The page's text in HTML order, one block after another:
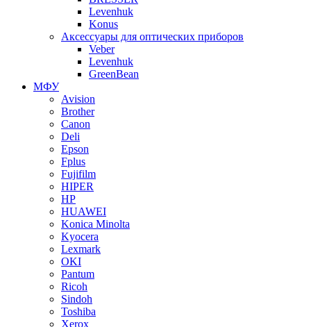
Levenhuk
Konus
Аксессуары для оптических приборов
Veber
Levenhuk
GreenBean
МФУ
Avision
Brother
Canon
Deli
Epson
Fplus
Fujifilm
HIPER
HP
HUAWEI
Konica Minolta
Kyocera
Lexmark
OKI
Pantum
Ricoh
Sindoh
Toshiba
Xerox